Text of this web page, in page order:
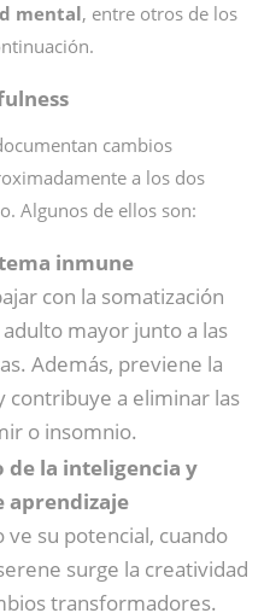
mental, entre otros de los
cambios
a los dos
Algunos de ellos son:
inmune
con la somatización
mayor junto a las
Además, previene la
contribuye a eliminar las
o insomnio.
la inteligencia y
aprendizaje
ve su potencial, cuando
surge la creatividad
transformadores.